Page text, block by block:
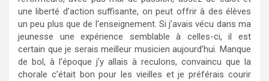
une liberté d’action suffisante, on peut offrir à des élèves
un peu plus que de l’enseignement. Si j’avais vécu dans ma
jeunesse une expérience semblable à celles-ci, il est
certain que je serais meilleur musicien aujourd’hui. Manque
de bol, à l’époque j’y allais à reculons, convaincu que la
chorale c’était bon pour les vieilles et je préférais courir